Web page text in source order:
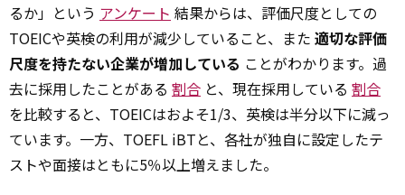
るか」という アンケート 結果からは、評価尺度としての
TOEICや英検の利用が減少していること、また 適切な評価
尺度を持たない企業が増加している ことがわかります。過
去に採用したことがある 割合 と、現在採用している 割合
を比較すると、TOEICはおよそ1/3、英検は半分以下に減っ
ています。一方、TOEFL iBTと、各社が独自に設定したテ
ストや面接はともに5％以上増えました。